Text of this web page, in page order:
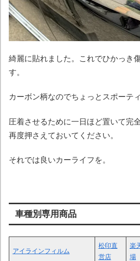
綺麗に貼れました。これでひかっき
す。
カーボン柄なのでちょっとスポーテ
圧着させるために一日ほど置いて完
再度押さえておいてください。
それでは良いカーライフを。
車種別専用商品
アイラインフィルム
松印直
営店
楽
場